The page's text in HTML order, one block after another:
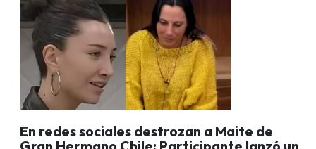
En redes sociales destrozan a Maite de